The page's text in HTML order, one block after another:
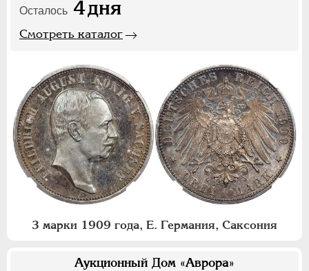
Осталось 4дня
Смотреть каталог
3 марки 1909 года, Е. Германия, Саксония
Аукционный Дом «Аврора»